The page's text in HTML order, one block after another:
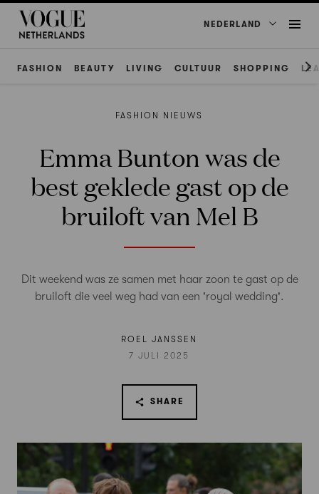
NEDERLAND
FASHION BEAUTY LIVING CULTUUR SHOPPING
FASHION NIEUWS
Emma Bunton was de
best geklede gast op de
bruiloft van Mel B
Dit weekend was ze samen met haar zoon te gast op de
bruiloft die veel weg had van een 'royal wedding'.
ROEL JANSSEN
7 JULI 2025
SHARE